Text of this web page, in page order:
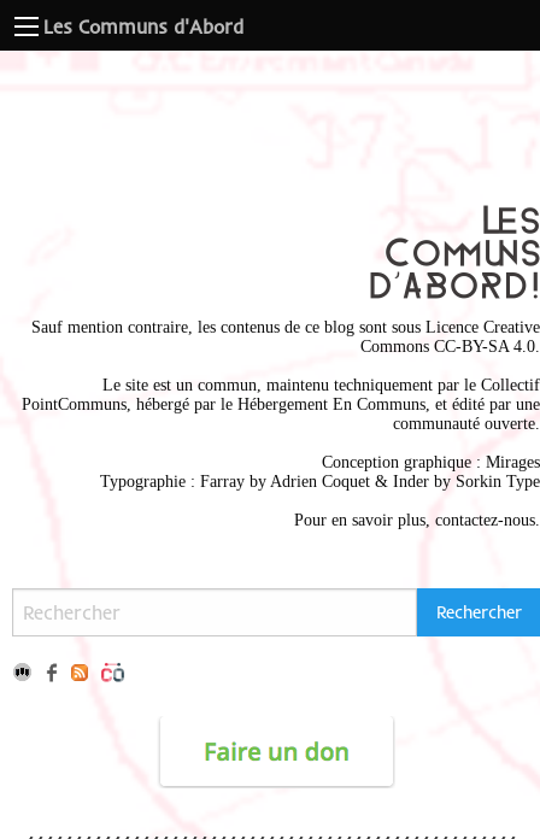
Les Communs d'Abord
Sauf mention contraire, les contenus de ce blog sont sous Licence Creative
Commons CC-BY-SA 4.0
Le site est un commun, maintenu techniquement par le Collectif
PointCommuns , hébergé par le Hébergement En Communs , et édité par une
communauté ouverte.
Conception graphique : Mirages
Typographie : Farray by Adrien Coquet & Inder by Sorkin Type
Pour en savoir plus, contactez-nous